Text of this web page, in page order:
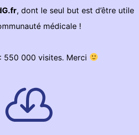
, dont le seul but est d’être utile
médicale !
550 000 visites. Merci